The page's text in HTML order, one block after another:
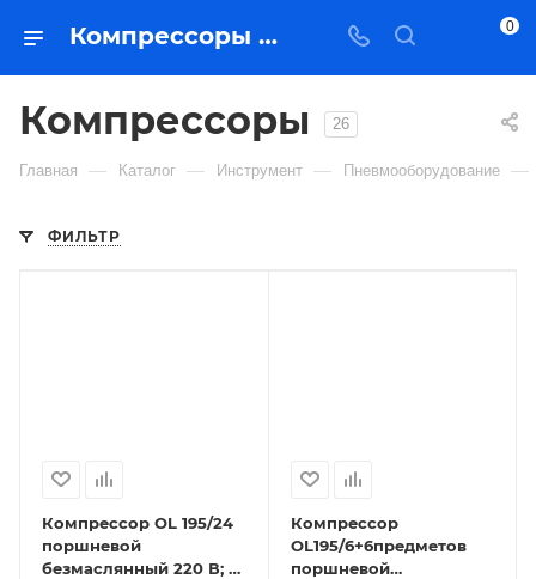
Компрессоры – купить в Якутске с доставкой | Востоктехторг 0
Компрессоры 26
Главная — Каталог — Инструмент — Пневмооборудование —
ФИЛЬТР
Компрессор OL 195/24
поршневой
безмаслянный 220 В; 1,1
Компрессор
OL195/6+6предметов
поршневой